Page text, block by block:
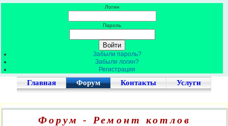
Логин
Пароль
Забыли пароль?
Забыли логин?
Регистрация
Главная Форум Контакты Услуги
Форум - Ремонт котлов